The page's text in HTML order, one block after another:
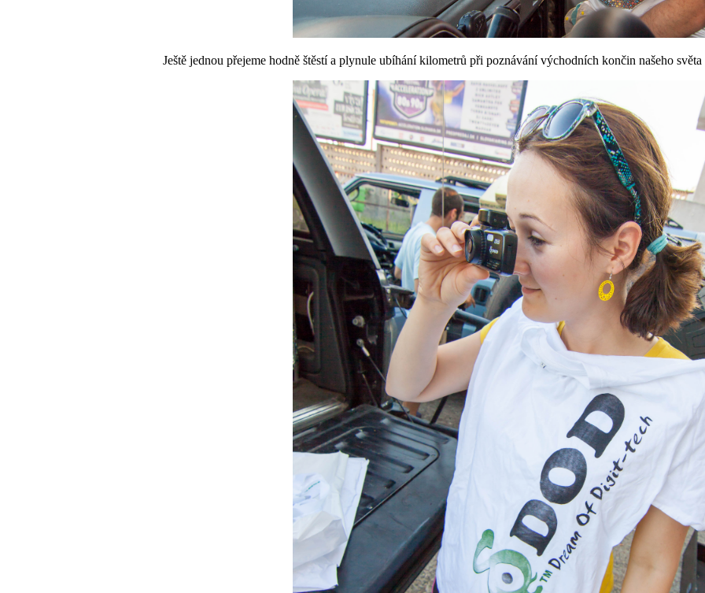
Ještě jednou přejeme hodně štěstí a plynule ubíhání kilometrů při poznávání východních končin našeho